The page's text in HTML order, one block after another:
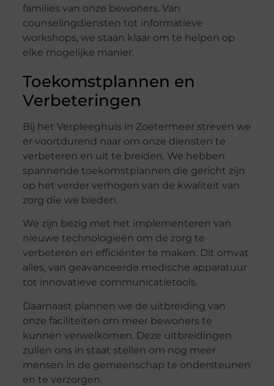
families van onze bewoners. Van
counselingdiensten tot informatieve
workshops, we staan klaar om te helpen op
elke mogelijke manier.
Toekomstplannen en
Verbeteringen
Bij het Verpleeghuis in Zoetermeer streven we
er voortdurend naar om onze diensten te
verbeteren en uit te breiden. We hebben
spannende toekomstplannen die gericht zijn
op het verder verhogen van de kwaliteit van
zorg die we bieden.
We zijn bezig met het implementeren van
nieuwe technologieën om de zorg te
verbeteren en efficiënter te maken. Dit omvat
alles, van geavanceerde medische apparatuur
tot innovatieve communicatietools.
Daarnaast plannen we de uitbreiding van
onze faciliteiten om meer bewoners te
kunnen verwelkomen. Deze uitbreidingen
zullen ons in staat stellen om nog meer
mensen in de gemeenschap te ondersteunen
en te verzorgen.